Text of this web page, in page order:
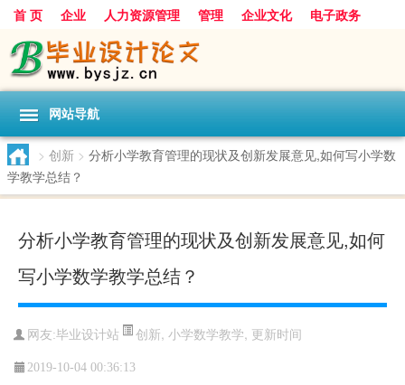
首 页 企业 人力资源管理 管理 企业文化
电子政务
数据
旅游 项目 浅谈 发展
网站导航
> 创新 > 分析小学教育管理的现状及创新发展意见,如何写小学数
学教学总结？
分析小学教育管理的现状及创新发展意见,如何
写小学数学教学总结？
网友:毕业设计站 创新, 小学数学教学, 更新时间
2019-10-04 00:36:13